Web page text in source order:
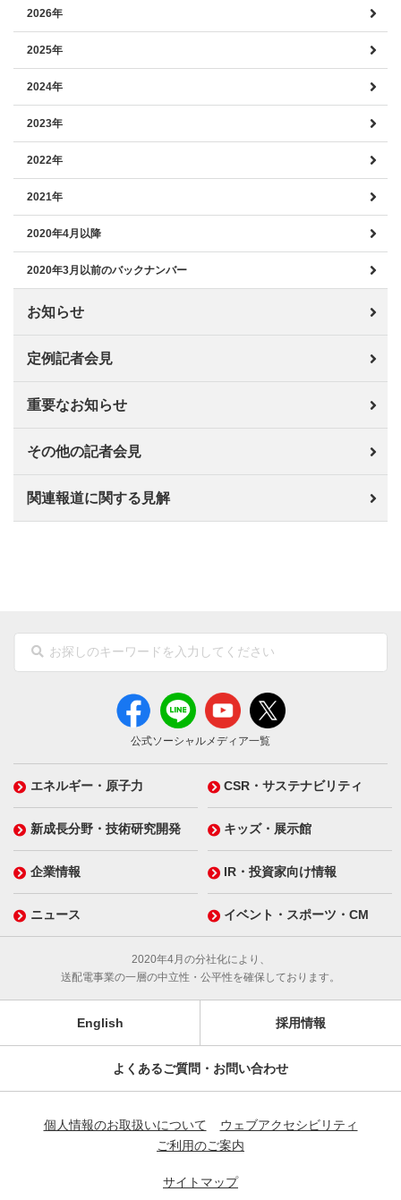
2026年
2025年
2024年
2023年
2022年
2021年
2020年4月以降
2020年3月以前のバックナンバー
お知らせ
定例記者会見
重要なお知らせ
その他の記者会見
関連報道に関する見解
公式ソーシャルメディア一覧
エネルギー・原子力 CSR・サステナビリティ
新成長分野・技術研究開発 キッズ・展示館
企業情報 IR・投資家向け情報
ニュース イベント・スポーツ・CM
2020年4月の分社化により、
送配電事業の一層の中立性・公平性を確保しております。
English 採用情報
よくあるご質問・お問い合わせ
個人情報のお取扱いについて
ウェブアクセシビリティ
ご利用のご案内
サイトマップ